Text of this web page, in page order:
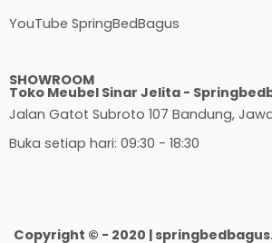
YouTube SpringBedBagus
SHOWROOM
Toko Meubel Sinar Jelita -
Jalan Gatot Subroto 107 Bandung,
Buka setiap hari: 09:30 - 18:30
Copyright © - 2020 |